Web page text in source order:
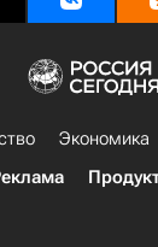
Экономика